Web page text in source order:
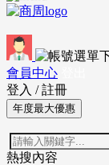
會員中心
登入 / 註冊
年度最大優惠
熱搜內容